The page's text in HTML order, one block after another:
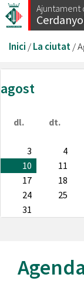
Vés
al
Ajuntament
Esteu
aquí
Inici /La ciutat/
agost
dl. dt.
3
4
10
11
17
18
24
25
31